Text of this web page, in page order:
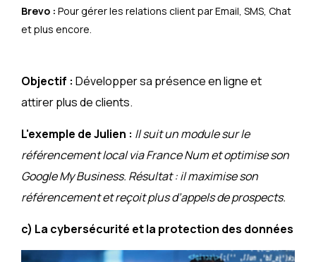
Brevo : Pour gérer les relations client par Email, SMS, Chat
et plus encore.
Objectif : Développer sa présence en ligne et
attirer plus de clients.
L'exemple de Julien : Il suit un module sur le
référencement local via France Num et optimise son
Google My Business. Résultat : il maximise son
référencement et reçoit plus d’appels de prospects.
c) La cybersécurité et la protection des données